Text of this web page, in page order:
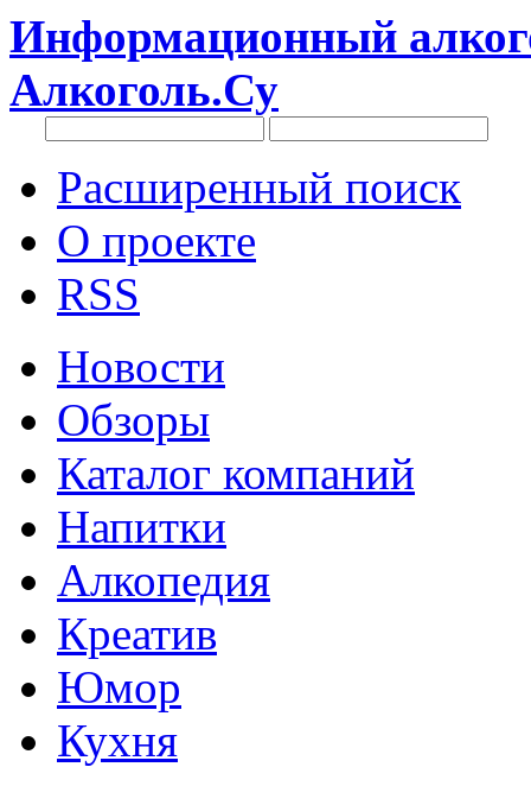
Информационный
Алкоголь.Су
Расширенный поиск
О проекте
RSS
Новости
Обзоры
Каталог компаний
Напитки
Алкопедия
Креатив
Юмор
Кухня